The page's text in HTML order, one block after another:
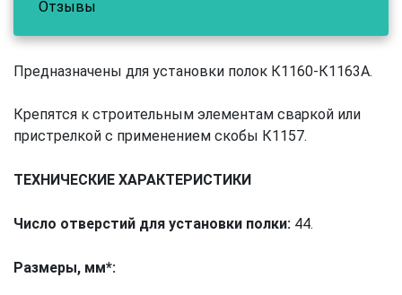
Отзывы
Предназначены для установки полок К1160-К1163А.
Крепятся к строительным элементам сваркой или
пристрелкой с применением скобы К1157.
ТЕХНИЧЕСКИЕ ХАРАКТЕРИСТИКИ
Число отверстий для установки полки: 44.
Размеры, мм*: